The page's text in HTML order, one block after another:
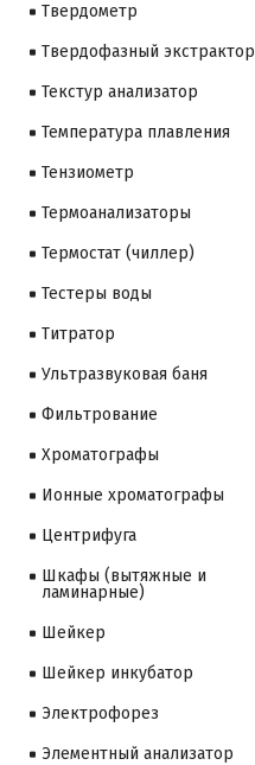
Твердометр
Твердофазный экстрактор
Текстур анализатор
Температура плавления
Тензиометр
Термоанализаторы
Термостат (чиллер)
Тестеры воды
Титратор
Ультразвуковая баня
Фильтрование
Хроматографы
Ионные хроматографы
Центрифуга
Шкафы (вытяжные и
ламинарные)
Шейкер
Шейкер инкубатор
Электрофорез
Элементный анализатор